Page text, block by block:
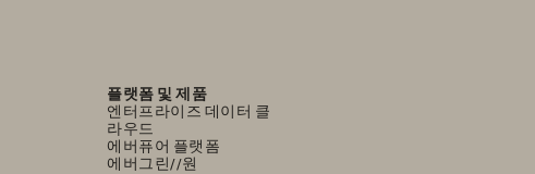
플랫폼 및 제품
엔터프라이즈 데이터 클
라우드
에버퓨어 플랫폼
에버그린//원